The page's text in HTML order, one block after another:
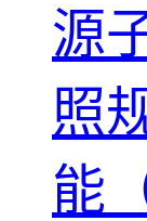
源
照
能